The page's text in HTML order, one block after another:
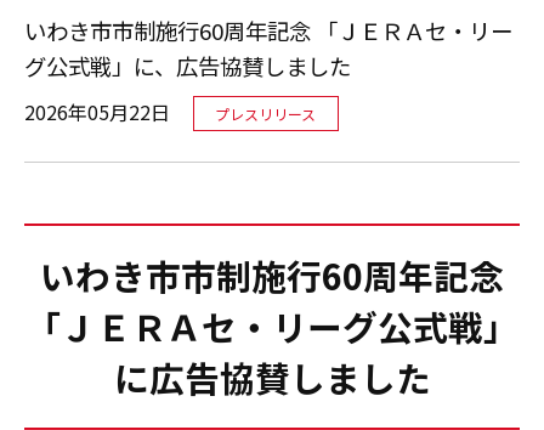
いわき市市制施行60周年記念 「ＪＥＲＡセ・リー
グ公式戦」に、広告協賛しました
2026年05月22日 プレスリリース
いわき市市制施行60周年記念
「ＪＥＲＡセ・リーグ公式戦」
に広告協賛しました